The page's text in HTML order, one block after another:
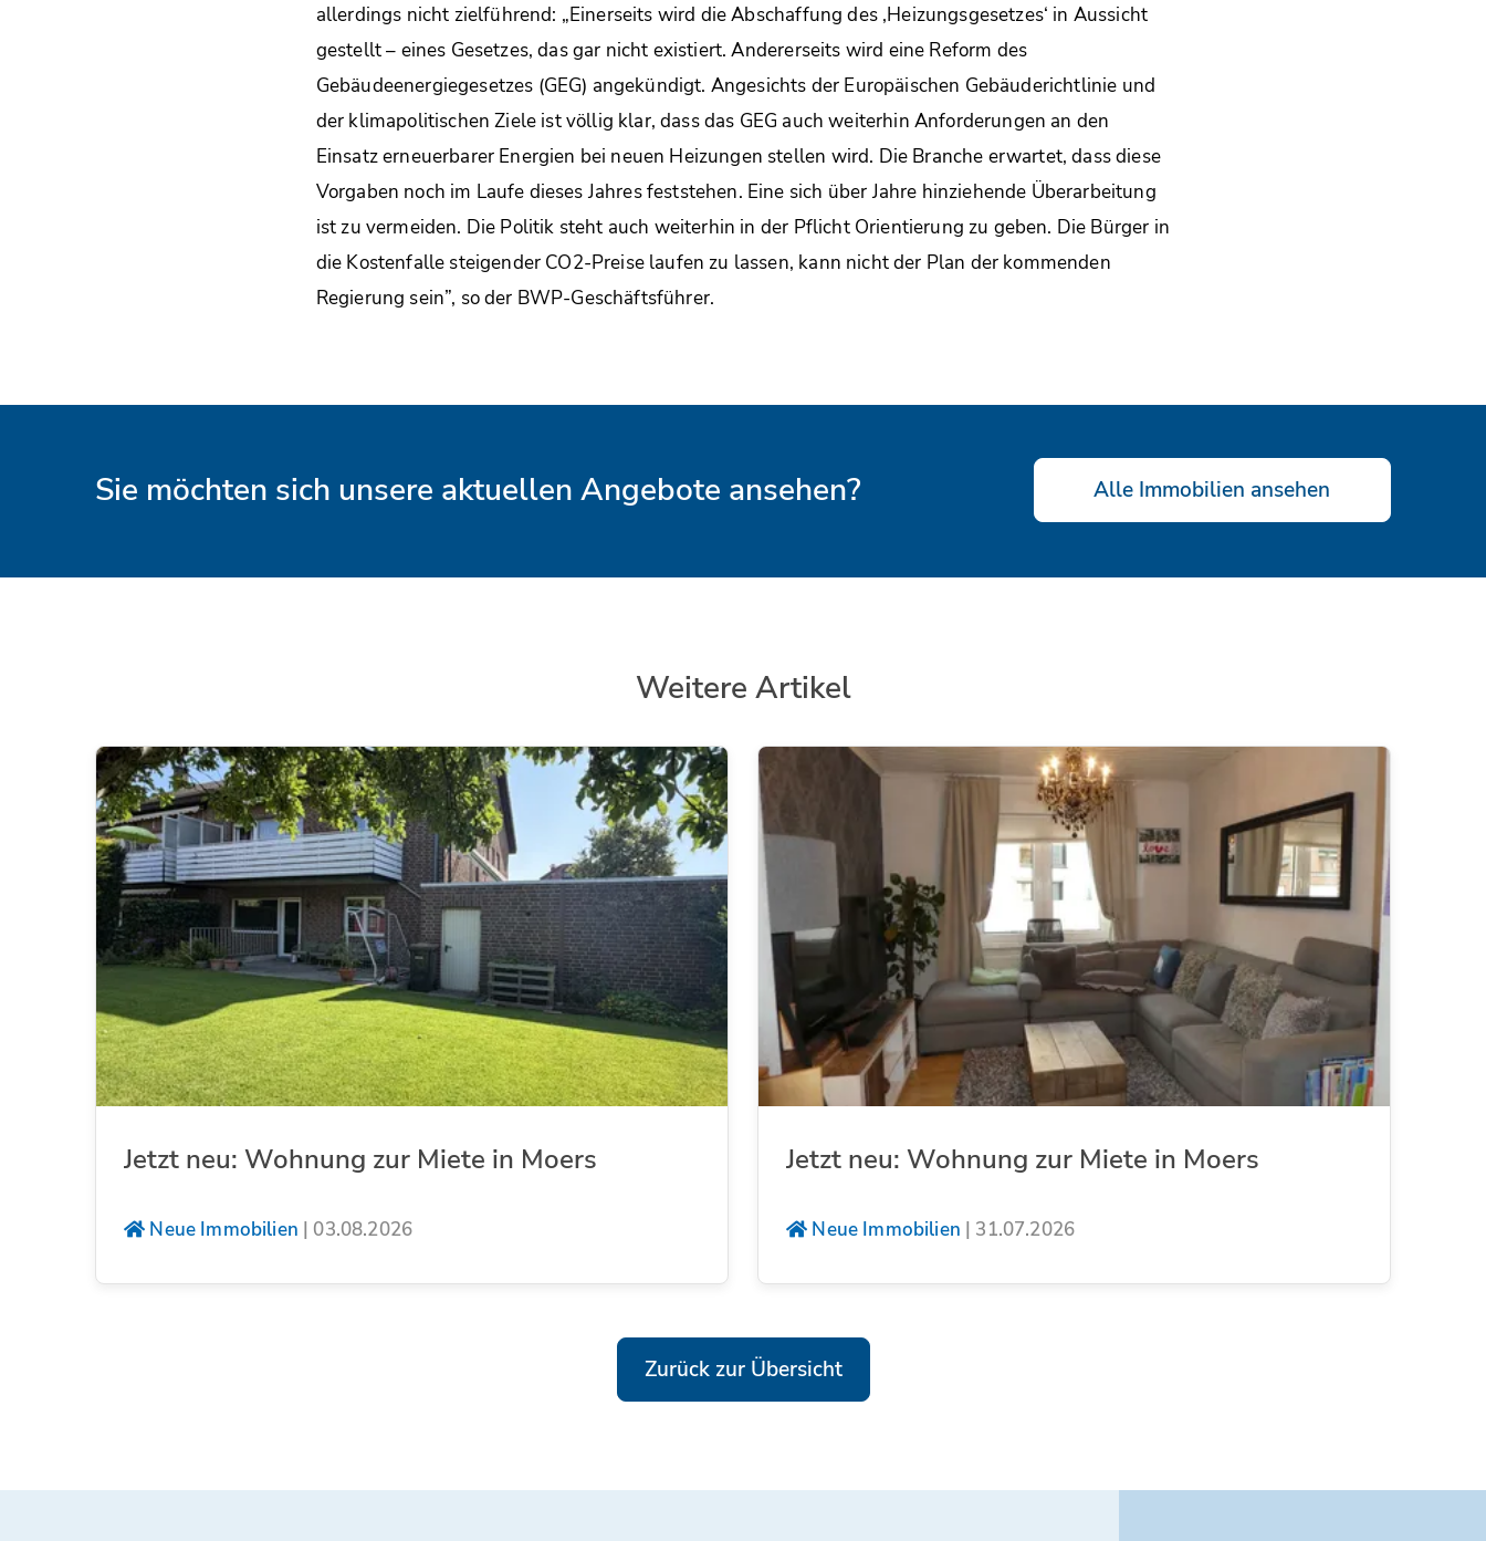
allerdings nicht zielführend: „Einerseits wird die Abschaffung des ‚Heizungsgesetzes‘ in Aussicht
gestellt – eines Gesetzes, das gar nicht existiert. Andererseits wird eine Reform des
Gebäudeenergiegesetzes (GEG) angekündigt. Angesichts der Europäischen Gebäuderichtlinie und
der klimapolitischen Ziele ist völlig klar, dass das GEG auch weiterhin Anforderungen an den
Einsatz erneuerbarer Energien bei neuen Heizungen stellen wird. Die Branche erwartet, dass diese
Vorgaben noch im Laufe dieses Jahres feststehen. Eine sich über Jahre hinziehende Überarbeitung
ist zu vermeiden. Die Politik steht auch weiterhin in der Pflicht Orientierung zu geben. Die Bürger in
die Kostenfalle steigender CO2-Preise laufen zu lassen, kann nicht der Plan der kommenden
Regierung sein”, so der BWP-Geschäftsführer.
Sie möchten sich unsere aktuellen Angebote ansehen? Alle Immobilien ansehen
Weitere Artikel
Jetzt neu: Wohnung zur Miete in Moers
Neue Immobilien | 03.08.2026
Jetzt neu: Wohnung zur Miete in Moers
Neue Immobilien | 31.07.2026
Zurück zur Übersicht